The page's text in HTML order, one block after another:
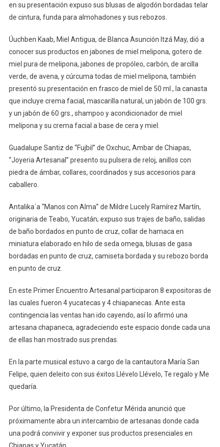
en su presentación expuso sus blusas de algodón bordadas telar
de cintura, funda para almohadones y sus rebozos.
Úuchben Kaab, Miel Antigua, de Blanca Asunción Itzá May, dió a
conocer sus productos en jabones de miel melipona, gotero de
miel pura de melipona, jabones de propóleo, carbón, de arcilla
verde, de avena, y cúrcuma todas de miel melipona, también
presentó su presentación en frasco de miel de 50 ml., la canasta
que incluye crema facial, mascarilla natural, un jabón de 100 grs.
y un jabón de 60 grs., shampoo y acondicionador de miel
melipona y su crema facial a base de cera y miel.
Guadalupe Santiz de “Fujbil” de Oxchuc, Ambar de Chiapas,
“Joyeria Artesanal” presento su pulsera de reloj, anillos con
piedra de ámbar, collares, coordinados y sus accesorios para
caballero.
Antalika´a “Manos con Alma” de Mildre Lucely Ramírez Martín,
originaria de Teabo, Yucatán; expuso sus trajes de baño, salidas
de baño bordados en punto de cruz, collar de hamaca en
miniatura elaborado en hilo de seda omega, blusas de gasa
bordadas en punto de cruz, camiseta bordada y su rebozo borda
en punto de cruz.
En este Primer Encuentro Artesanal participaron 8 expositoras de
las cuales fueron 4 yucatecas y 4 chiapanecas. Ante esta
contingencia las ventas han ido cayendo, así lo afirmó una
artesana chapaneca, agradeciendo este espacio donde cada una
de ellas han mostrado sus prendas.
En la parte musical estuvo a cargo de la cantautora María San
Felipe, quien deleito con sus éxitos Llévelo Llévelo, Te regalo y Me
quedaría.
Por último, la Presidenta de Confetur Mérida anunció que
próximamente abra un intercambio de artesanas donde cada
una podrá convivir y exponer sus productos presenciales en